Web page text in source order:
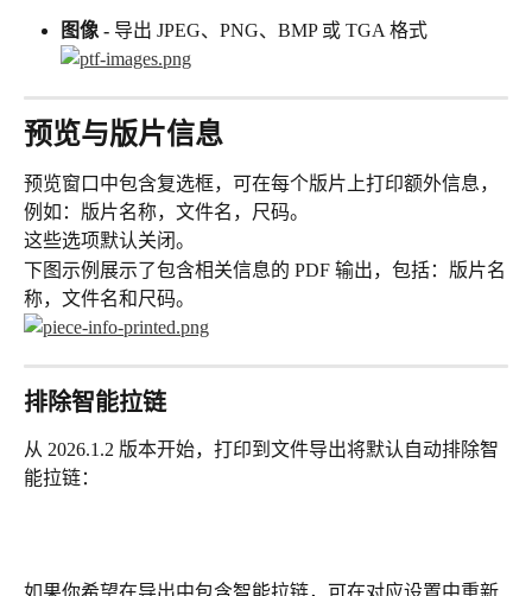
图像 - 导出 JPEG、PNG、BMP 或 TGA 格式
预览与版片信息
预览窗口中包含复选框，可在每个版片上打印额外信息，
例如：版片名称，文件名，尺码。
这些选项默认关闭。
下图示例展示了包含相关信息的 PDF 输出，包括：版片名
称，文件名和尺码。
排除智能拉链
从 2026.1.2 版本开始，打印到文件导出将默认自动排除智
能拉链：